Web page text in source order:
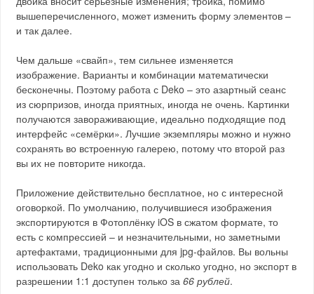
вышеперечисленного, может изменить форму элементов –
и так далее.
Чем дальше «свайп», тем сильнее изменяется
изображение. Варианты и комбинации математически
бесконечны. Поэтому работа с Deko – это азартный сеанс
из сюрпризов, иногда приятных, иногда не очень. Картинки
получаются завораживающие, идеально подходящие под
интерфейс «семёрки». Лучшие экземпляры можно и нужно
сохранять во встроенную галерею, потому что второй раз
вы их не повторите никогда.
Приложение действительно бесплатное, но с интересной
оговоркой. По умолчанию, получившиеся изображения
экспортируются в Фотоплёнку iOS в сжатом формате, то
есть с компрессией – и незначительными, но заметными
артефактами, традиционными для jpg-файлов. Вы вольны
использовать Deko как угодно и сколько угодно, но экспорт в
разрешении 1:1 доступен только за66 рублей.